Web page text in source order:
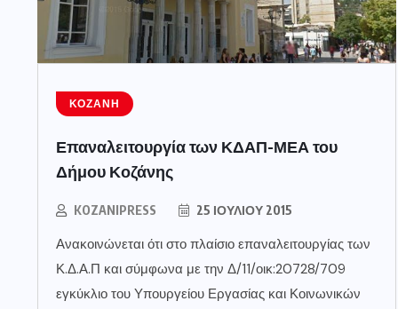
ΚΟΖΆΝΗ
Επαναλειτουργία των ΚΔΑΠ-ΜΕΑ του
Δήμου Κοζάνης
KOZANIPRESS 25 ΙΟΥΛΊΟΥ 2015
Ανακοινώνεται ότι στο πλαίσιο επαναλειτουργίας των
Κ.Δ.Α.Π και σύμφωνα με την Δ/11/οικ:20728/709
εγκύκλιο του Υπουργείου Εργασίας και Κοινωνικών